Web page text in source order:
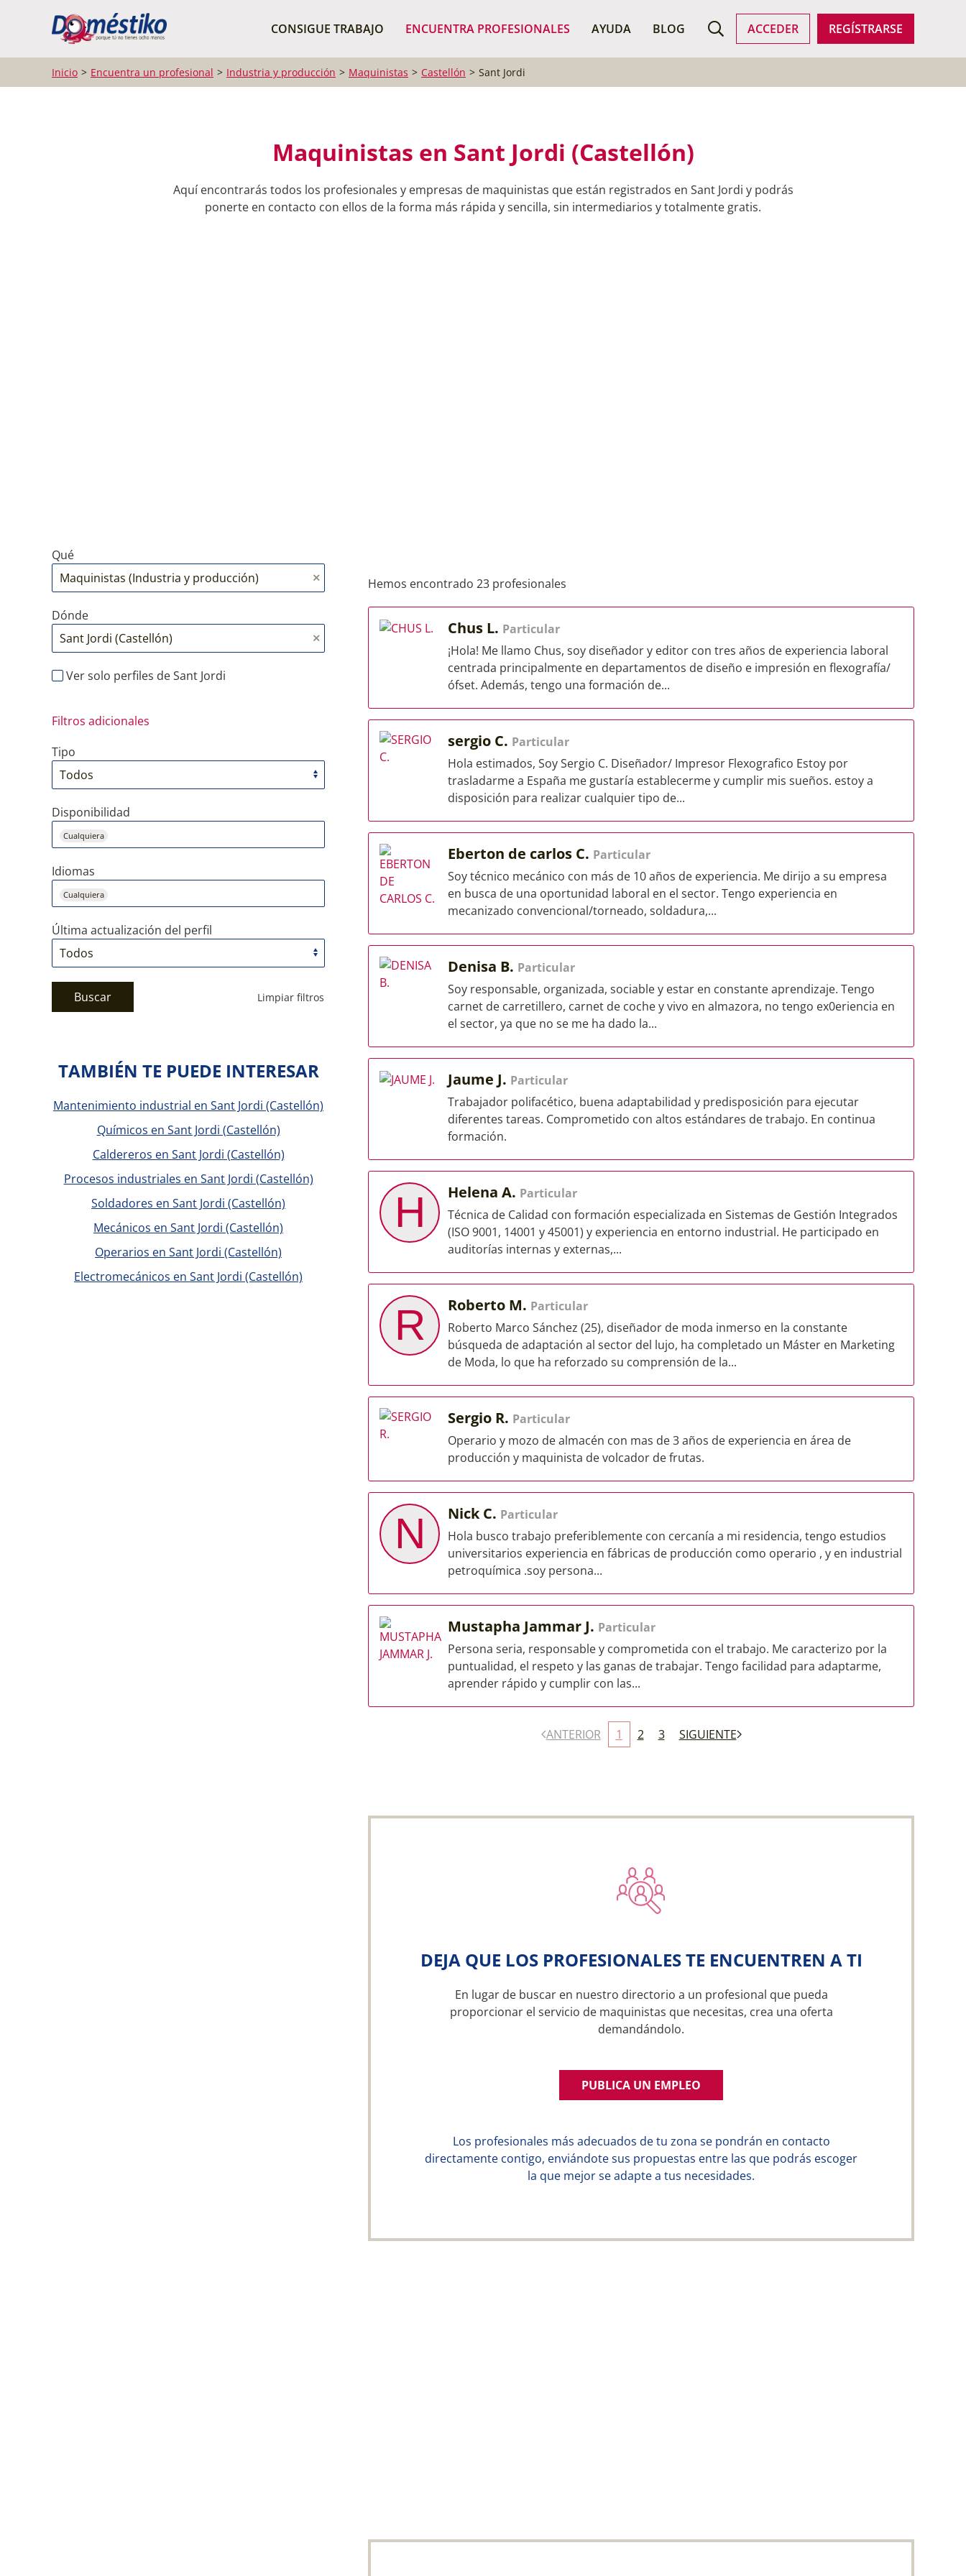
CONSIGUE TRABAJO ENCUENTRA PROFESIONALES AYUDA BLOG ACCEDER REGÍSTRARSE
BUSCAR PROFESIONALES
Inicio Encuentra un profesional Industria y producción Maquinistas Castellón Sant Jordi
Maquinistas en Sant Jordi (Castellón)
Aquí encontrarás todos los profesionales y empresas de maquinistas que están registrados en Sant Jordi y podrás
ponerte en contacto con ellos de la forma más rápida y sencilla, sin intermediarios y totalmente gratis.
Qué
Dónde
Ver solo perfiles de Sant Jordi
Filtros adicionales
Tipo
Disponibilidad
Cualquiera
Idiomas
Cualquiera
Última actualización del perfil
Buscar Limpiar filtros
Hemos encontrado 23 profesionales
Chus L. Particular
¡Hola! Me llamo Chus, soy diseñador y editor con tres años de experiencia laboral
centrada principalmente en departamentos de diseño e impresión en flexografía/
ófset. Además, tengo una formación de...
sergio C. Particular
Hola estimados, Soy Sergio C. Diseñador/ Impresor Flexografico Estoy por
trasladarme a España me gustaría establecerme y cumplir mis sueños. estoy a
disposición para realizar cualquier tipo de...
Eberton de carlos C. Particular
Soy técnico mecánico con más de 10 años de experiencia. Me dirijo a su empresa
en busca de una oportunidad laboral en el sector. Tengo experiencia en
mecanizado convencional/torneado, soldadura,...
Denisa B. Particular
Soy responsable, organizada, sociable y estar en constante aprendizaje. Tengo
carnet de carretillero, carnet de coche y vivo en almazora, no tengo ex0eriencia en
el sector, ya que no se me ha dado la...
Jaume J. Particular
Trabajador polifacético, buena adaptabilidad y predisposición para ejecutar
diferentes tareas. Comprometido con altos estándares de trabajo. En continua
formación.
H Helena A. Particular
Técnica de Calidad con formación especializada en Sistemas de Gestión Integrados
(ISO 9001, 14001 y 45001) y experiencia en entorno industrial. He participado en
auditorías internas y externas,...
R Roberto M. Particular
Roberto Marco Sánchez (25), diseñador de moda inmerso en la constante
búsqueda de adaptación al sector del lujo, ha completado un Máster en Marketing
de Moda, lo que ha reforzado su comprensión de la...
Sergio R. Particular
Operario y mozo de almacén con mas de 3 años de experiencia en área de
producción y maquinista de volcador de frutas.
N Nick C. Particular
Hola busco trabajo preferiblemente con cercanía a mi residencia, tengo estudios
universitarios experiencia en fábricas de producción como operario , y en industrial
petroquímica .soy persona...
Mustapha Jammar J. Particular
Persona seria, responsable y comprometida con el trabajo. Me caracterizo por la
puntualidad, el respeto y las ganas de trabajar. Tengo facilidad para adaptarme,
aprender rápido y cumplir con las...
ANTERIOR 1 2 3 SIGUIENTE
DEJA QUE LOS PROFESIONALES TE ENCUENTREN A TI
En lugar de buscar en nuestro directorio a un profesional que pueda
proporcionar el servicio de maquinistas que necesitas, crea una oferta
demandándolo.
PUBLICA UN EMPLEO
Los profesionales más adecuados de tu zona se pondrán en contacto
directamente contigo, enviándote sus propuestas entre las que podrás escoger
la que mejor se adapte a tus necesidades.
TAMBIÉN TE PUEDE INTERESAR
Mantenimiento industrial en Sant Jordi (Castellón)
Químicos en Sant Jordi (Castellón)
Caldereros en Sant Jordi (Castellón)
Procesos industriales en Sant Jordi (Castellón)
Soldadores en Sant Jordi (Castellón)
Mecánicos en Sant Jordi (Castellón)
Operarios en Sant Jordi (Castellón)
Electromecánicos en Sant Jordi (Castellón)